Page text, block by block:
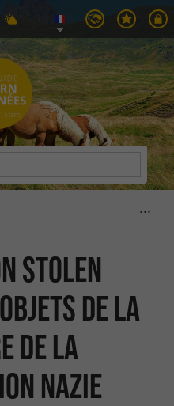
Stolen
de la
de la
nazie